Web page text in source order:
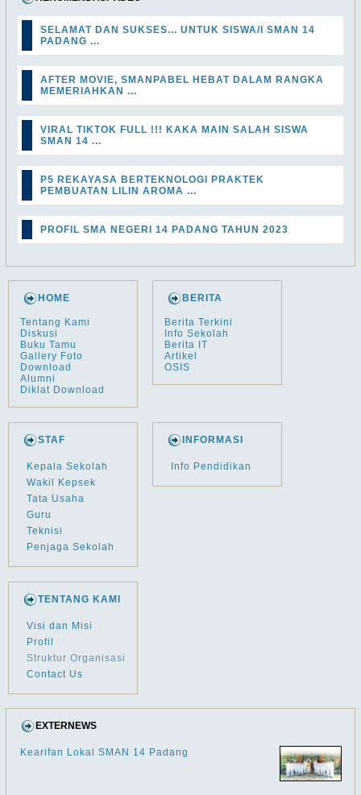
SELAMAT DAN SUKSES... UNTUK SISWA/I SMAN 14
PADANG ...
AFTER MOVIE, SMANPABEL HEBAT DALAM RANGKA
MEMERIAHKAN ...
VIRAL TIKTOK FULL !!! KAKA MAIN SALAH SISWA
SMAN 14 ...
P5 REKAYASA BERTEKNOLOGI PRAKTEK
PEMBUATAN LILIN AROMA ...
PROFIL SMA NEGERI 14 PADANG TAHUN 2023
HOME
Tentang Kami
Diskusi
Buku Tamu
Gallery Foto
Download
Alumni
Diklat Download
BERITA
Berita Terkini
Info Sekolah
Berita IT
Artikel
OSIS
STAF
Kepala Sekolah
Wakil Kepsek
Tata Usaha
Guru
Teknisi
Penjaga Sekolah
INFORMASI
Info Pendidikan
TENTANG KAMI
Visi dan Misi
Profil
Struktur Organisasi
Contact Us
EXTERNEWS
Kearifan Lokal SMAN 14 Padang